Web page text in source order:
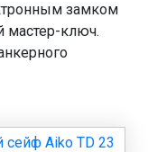
замком
мастер-ключ.
сейф Aiko TD 23